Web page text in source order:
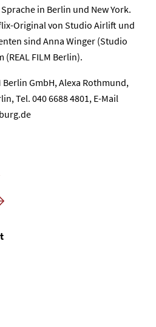
in Berlin und New York.
Original von Studio Airlift und
sind Anna Winger (Studio
FILM Berlin).
Berlin GmbH, Alexa Rothmund,
Tel. 040 6688 4801, E-Mail